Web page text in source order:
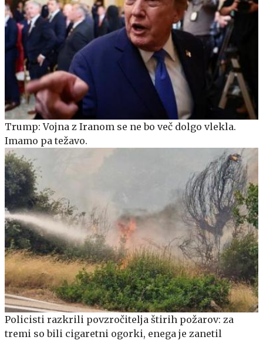
Trump: Vojna z Iranom se ne bo več dolgo vlekla.
Imamo pa težavo.
Policisti razkrili povzročitelja štirih požarov: za
tremi so bili cigaretni ogorki, enega je zanetil